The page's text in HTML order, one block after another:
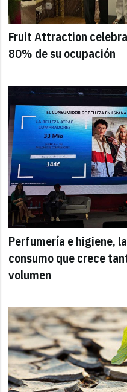
Fruit Attraction
80% de su ocupación
Perfumería e higiene,
consumo que crece
volumen